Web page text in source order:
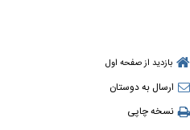
بازدید از صفحه اول
ارسال به دوستان
نسخه چاپی